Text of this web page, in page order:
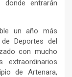
entrarán
un año más
Deportes del
con mucho
de Artenara,